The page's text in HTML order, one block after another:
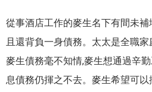
從事酒店工作的麥生名下有間未
且還背負一身債務。太太是全職
麥生債務毫不知情,麥生想通過辛
息債務仍揮之不去。麥生希望可